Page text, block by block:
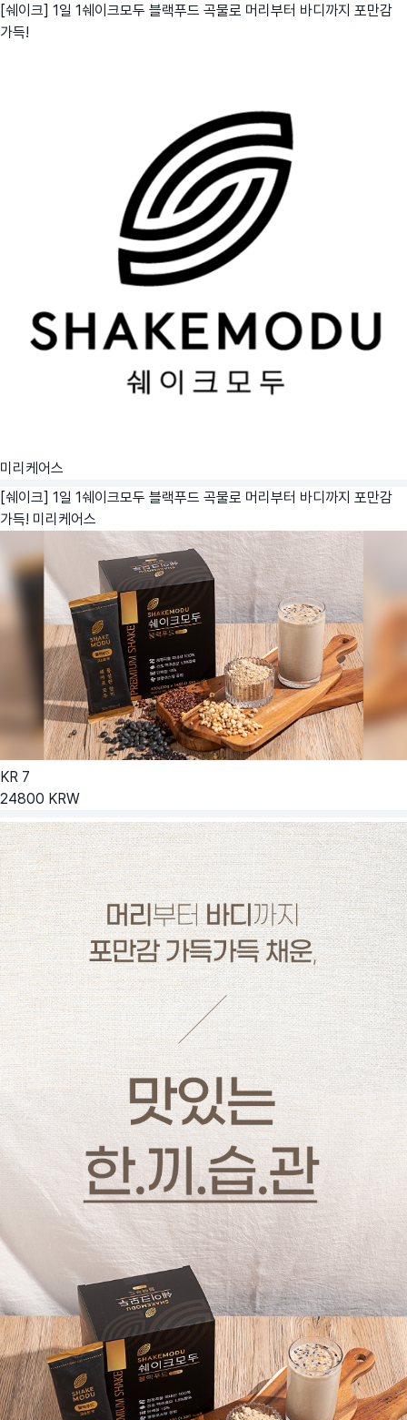
[쉐이크] 1일 1쉐이크모두 블랙푸드 곡물로 머리부터 바디까지 포만감
가득!
미리케어스
[쉐이크] 1일 1쉐이크모두 블랙푸드 곡물로 머리부터 바디까지 포만감
가득! 미리케어스
KR 7
24800 KRW